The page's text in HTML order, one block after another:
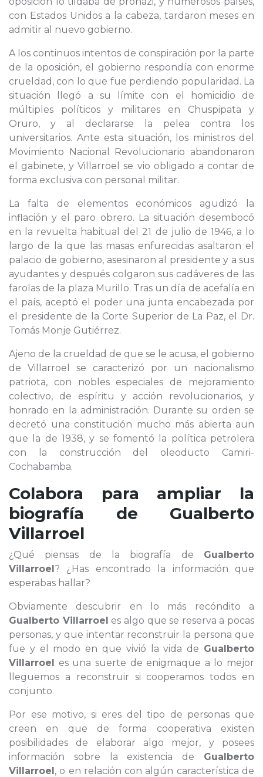
con Estados Unidos a la cabeza, tardaron meses en
admitir al nuevo gobierno.
A los continuos intentos de conspiración por la parte
de la oposición, el gobierno respondía con enorme
crueldad, con lo que fue perdiendo popularidad. La
situación llegó a su límite con el homicidio de
múltiples políticos y militares en Chuspipata y
Oruro, y al declararse la pelea contra los
universitarios. Ante esta situación, los ministros del
Movimiento Nacional Revolucionario abandonaron
el gabinete, y Villarroel se vio obligado a contar de
forma exclusiva con personal militar.
La falta de elementos económicos agudizó la
inflación y el paro obrero. La situación desembocó
en la revuelta habitual del 21 de julio de 1946, a lo
largo de la que las masas enfurecidas asaltaron el
palacio de gobierno, asesinaron al presidente y a sus
ayudantes y después colgaron sus cadáveres de las
farolas de la plaza Murillo. Tras un día de acefalía en
el país, aceptó el poder una junta encabezada por
el presidente de la Corte Superior de La Paz, el Dr.
Tomás Monje Gutiérrez.
Ajeno de la crueldad de que se le acusa, el gobierno
de Villarroel se caracterizó por un nacionalismo
patriota, con nobles especiales de mejoramiento
colectivo, de espíritu y acción revolucionarios, y
honrado en la administración. Durante su orden se
decretó una constitución mucho más abierta aun
que la de 1938, y se fomentó la política petrolera
con la construcción del oleoducto Camiri-
Cochabamba.
Colabora para ampliar la
biografía de Gualberto
Villarroel
¿Qué piensas de la biografía de Gualberto
Villarroel? ¿Has encontrado la información que
esperabas hallar?
Obviamente descubrir en lo más recóndito a
Gualberto Villarroel es algo que se reserva a pocas
personas, y que intentar reconstruir la persona que
fue y el modo en que vivió la vida de Gualberto
Villarroel es una suerte de enigmaque a lo mejor
lleguemos a reconstruir si cooperamos todos en
conjunto.
Por ese motivo, si eres del tipo de personas que
creen en que de forma cooperativa existen
posibilidades de elaborar algo mejor, y posees
información sobre la existencia de Gualberto
Villarroel, o en relación con algún característica de